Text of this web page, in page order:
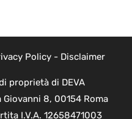
Policy- Disclaimer
proprietà di DEVA
Giovanni 8, 00154 Roma
I.V.A. 12658471003